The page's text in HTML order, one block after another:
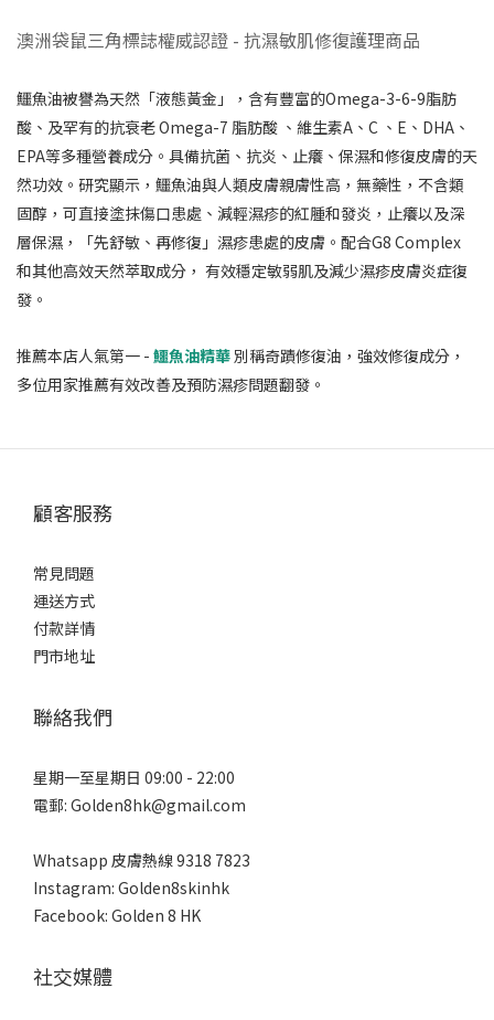
澳洲袋鼠三角標誌權威認證 - 抗濕敏肌修復護理商品
鱷魚油被譽為天然「液態黃金」，含有豐富的Omega-3-6-9脂肪
酸、及罕有的抗衰老 Omega-7 脂肪酸 、維生素A、C 、E、DHA、
EPA等多種營養成分。具備抗菌、抗炎、止癢、保濕和修復皮膚的天
然功效。研究顯示，鱷魚油與人類皮膚親膚性高，無藥性，不含類
固醇，可直接塗抹傷口患處、減輕濕疹的紅腫和發炎，止癢以及深
層保濕，「先舒敏、再修復」濕疹患處的皮膚。配合G8 Complex
和其他高效天然萃取成分， 有效穩定敏弱肌及減少濕疹皮膚炎症復
發。
推薦本店人氣第一 - 鱷魚油精華 別稱奇蹟修復油，強效修復成分，
多位用家推薦有效改善及預防濕疹問題翻發。
顧客服務
常見問題
運送方式
付款詳情
門市地址
聯絡我們
星期一至星期日 09:00 - 22:00
電郵: Golden8hk@gmail.com
Whatsapp 皮膚熱線 9318 7823
Instagram: Golden8skinhk
Facebook: Golden 8 HK
社交媒體